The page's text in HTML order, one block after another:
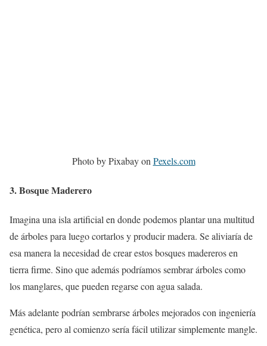
Photo by Pixabay on Pexels.com
3. Bosque Maderero
Imagina una isla artificial en donde podemos plantar una multitud
de árboles para luego cortarlos y producir madera. Se aliviaría de
esa manera la necesidad de crear estos bosques madereros en
tierra firme. Sino que además podríamos sembrar árboles como
los manglares, que pueden regarse con agua salada.
Más adelante podrían sembrarse árboles mejorados con ingeniería
genética, pero al comienzo sería fácil utilizar simplemente mangle.